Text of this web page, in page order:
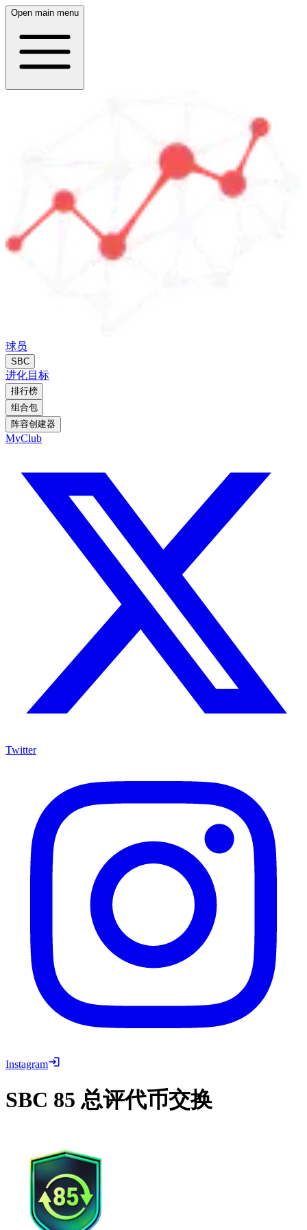
Open main menu
球员
SBC
进化目标
排行榜
组合包
阵容创建器
MyClub
Twitter
Instagram
SBC 85 总评代币交换